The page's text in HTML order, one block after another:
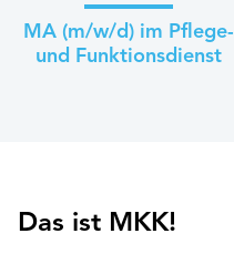
MA (m/w/d) im Pflege-
und Funktionsdienst
Das ist MKK!